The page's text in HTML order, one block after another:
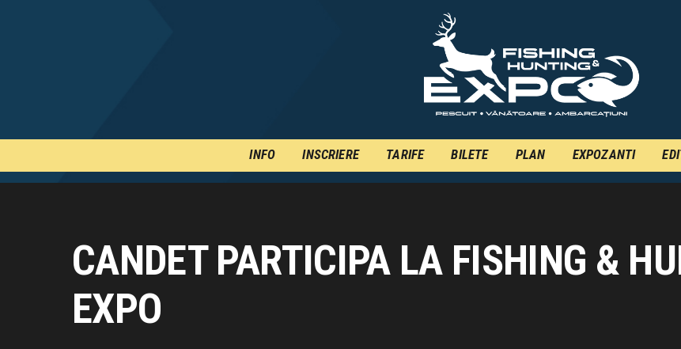
INFO INSCRIERE TARIFE BILETE PLAN EXPOZANTI
CANDET PARTICIPA LA FISHING &
EXPO
INSCRIERE
TARIFE
PLAN
EXPOZANTI
CONTACT